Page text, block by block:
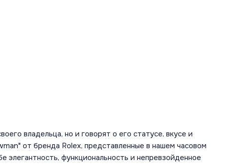
владельца, но и говорят о его статусе, вкусе и
от бренда Rolex, представленные в нашем часовом
функциональность и непревзойденное